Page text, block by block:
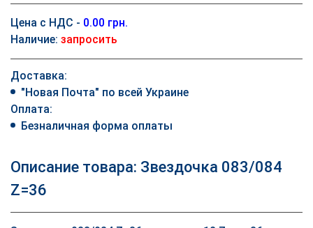
Цена с НДС - 0.00 грн.
Наличие: запросить
Доставка:
"Новая Почта" по всей Украине
Оплата:
Безналичная форма оплаты
Описание товара: Звездочка 083/084
Z=36